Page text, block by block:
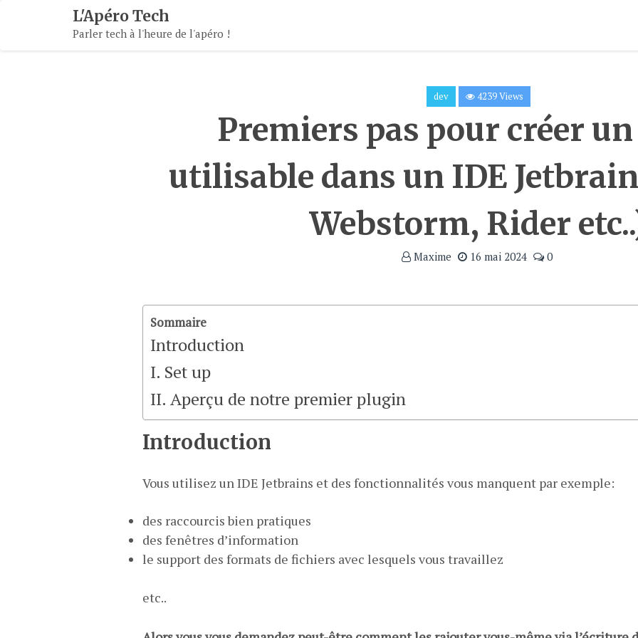
L'Apéro Tech
Parler tech à l'heure de l'apéro !
dev 4239 Views
Premiers pas pour créer
utilisable dans un IDE
Webstorm, Rider
Maxime 16 mai 2024 0
Sommaire
Introduction
I. Set up
II. Aperçu de notre premier plugin
Introduction
Vous utilisez un IDE Jetbrains et des fonctionnalités vous manquent par exemple:
des raccourcis bien pratiques
des fenêtres d’information
le support des formats de fichiers avec lesquels vous travaillez
etc..